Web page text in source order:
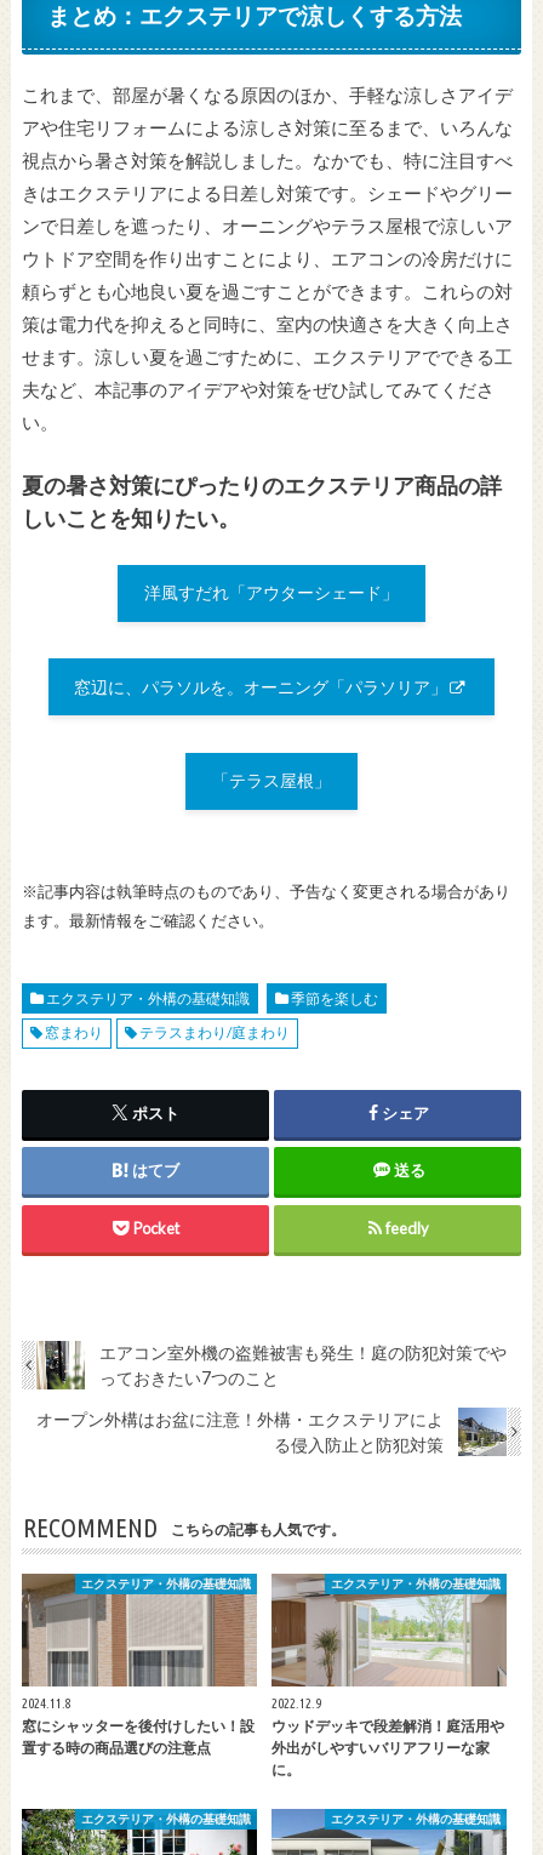
まとめ：エクステリアで涼しくする方法
これまで、部屋が暑くなる原因のほか、手軽な涼しさアイデ
アや住宅リフォームによる涼しさ対策に至るまで、いろんな
視点から暑さ対策を解説しました。なかでも、特に注目すべ
きはエクステリアによる日差し対策です。シェードやグリー
ンで日差しを遮ったり、オーニングやテラス屋根で涼しいア
ウトドア空間を作り出すことにより、エアコンの冷房だけに
頼らずとも心地良い夏を過ごすことができます。これらの対
策は電力代を抑えると同時に、室内の快適さを大きく向上さ
せます。涼しい夏を過ごすために、エクステリアでできる工
夫など、本記事のアイデアや対策をぜひ試してみてくださ
い。
夏の暑さ対策にぴったりのエクステリア商品の詳
しいことを知りたい。
洋風すだれ「アウターシェード」
窓辺に、パラソルを。オーニング「パラソリア」
「テラス屋根」
※記事内容は執筆時点のものであり、予告なく変更される場合があり
ます。最新情報をご確認ください。
エクステリア・外構の基礎知識
季節を楽しむ
窓まわり
テラスまわり/庭まわり
ポスト シェア
はてブ 送る
Pocket feedly
エアコン室外機の盗難被害も発生！庭の防犯対策でや
っておきたい7つのこと
オープン外構はお盆に注意！外構・エクステリアによ
る侵入防止と防犯対策
RECOMMEND こちらの記事も人気です。
エクステリア・外構の基礎知識
2024.11.8
窓にシャッターを後付けしたい！設
置する時の商品選びの注意点
エクステリア・外構の基礎知識
2022.12.9
ウッドデッキで段差解消！庭活用や
外出がしやすいバリアフリーな家
に。
エクステリア・外構の基礎知識 エクステリア・外構の基礎知識